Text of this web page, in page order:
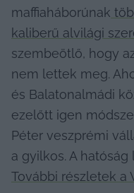
maffiaháborúnak
kaliberű alvilági
szembeötlő, hogy
nem lettek meg.
és Balatonalmádi
ezelőtt igen
Péter veszprémi
További részletek a